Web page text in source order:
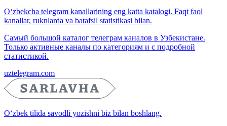
O‘zbekcha telegram kanallarining eng katta katalogi. Faqt faol
kanallar, ruknlarda va batafsil statistikasi bilan.
Самый большой каталог телеграм каналов в Узбекистане.
Только активные каналы по категориям и с подробной
статистикой.
uztelegram.com
O‘zbek tilida savodli yozishni biz bilan boshlang.